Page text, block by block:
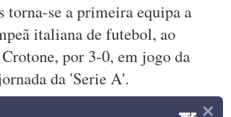
torna-se a primeira equipa a
italiana de futebol, ao
por 3-0, em jogo da
da 'Serie A'.
×